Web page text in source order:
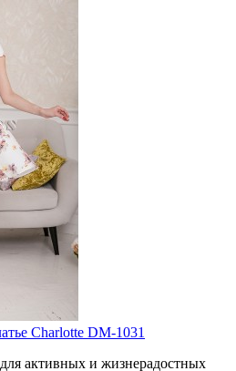
Charlotte DM-1031
активных и жизнерадостных